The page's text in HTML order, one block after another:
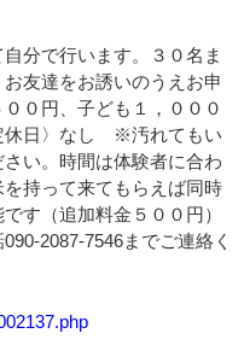
分で行います。３０名ま
友達をお誘いのうえお申
０円、子ども１，０００
日〉なし ※汚れてもい
い。時間は体験者に合わ
持って来てもらえば同時
す（追加料金５００円）
2087-7546までご連絡く